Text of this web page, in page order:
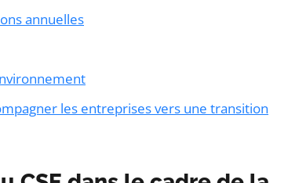
annuelles
les entreprises vers une transition